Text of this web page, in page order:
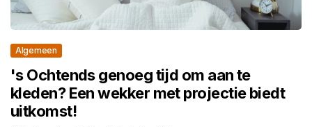
Algemeen
's Ochtends genoeg tijd om aan te
kleden? Een wekker met projectie biedt
uitkomst!